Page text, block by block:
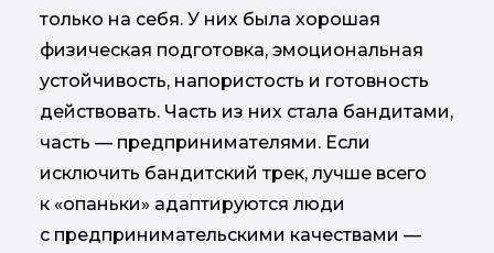
только на себя. У них была хорошая
физическая подготовка, эмоциональная
устойчивость, напористость и готовность
действовать. Часть из них стала бандитами,
часть — предпринимателями. Если
исключить бандитский трек, лучше всего
к «опаньки» адаптируются люди
с предпринимательскими качествами —